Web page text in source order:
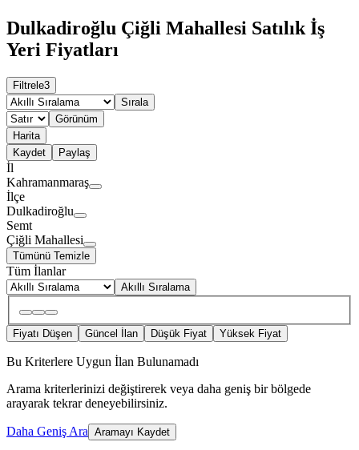
Dulkadiroğlu Çiğli Mahallesi Satılık İş
Yeri Fiyatları
Filtrele3
Sırala
Görünüm
Harita
Kaydet
Paylaş
İl
Kahramanmaraş
İlçe
Dulkadiroğlu
Semt
Çiğli Mahallesi
Tümünü Temizle
Tüm İlanlar
Akıllı Sıralama
Fiyatı Düşen Güncel İlan Düşük Fiyat Yüksek Fiyat
Bu Kriterlere Uygun İlan Bulunamadı
Arama kriterlerinizi değiştirerek veya daha geniş bir bölgede
arayarak tekrar deneyebilirsiniz.
Daha Geniş Ara Aramayı Kaydet